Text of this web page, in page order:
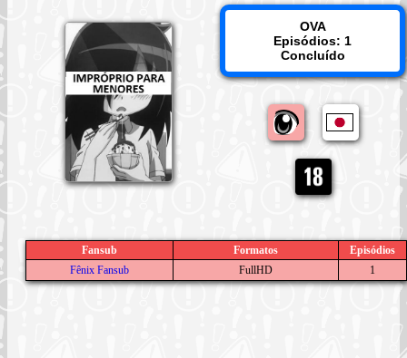
OVA
Episódios: 1
Concluído
Fansub Formatos
Episódios
Fênix Fansub
FullHD 1